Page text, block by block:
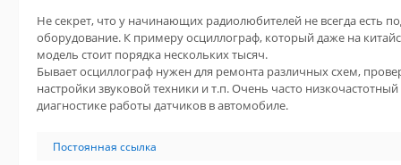
Не секрет, что у начинающих радиолюбителей не всегда есть
оборудование. К примеру осциллограф, который даже на
модель стоит порядка нескольких тысяч.
Бывает осциллограф нужен для ремонта различных схем,
настройки звуковой техники и т.п. Очень часто
диагностике работы датчиков в автомобиле.
Постоянная ссылка